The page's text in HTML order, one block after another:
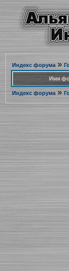
Индекс форума»
Имя
Индекс форума»